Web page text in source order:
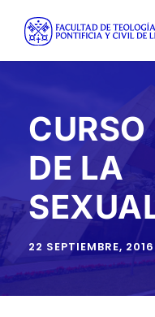
DE LA
22 SEPTIEMBRE, 2016